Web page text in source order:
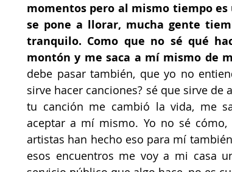
momentos pero al mismo tiempo
se pone a llorar, mucha gente
tranquilo. Como que no sé qué
montón y me saca a mí mismo de
debe pasar también, que yo no
sirve hacer canciones? sé que sirve
tu canción me cambió la vida, me
aceptar a mí mismo. Yo no sé
artistas han hecho eso para mí
esos encuentros me voy a mi casa